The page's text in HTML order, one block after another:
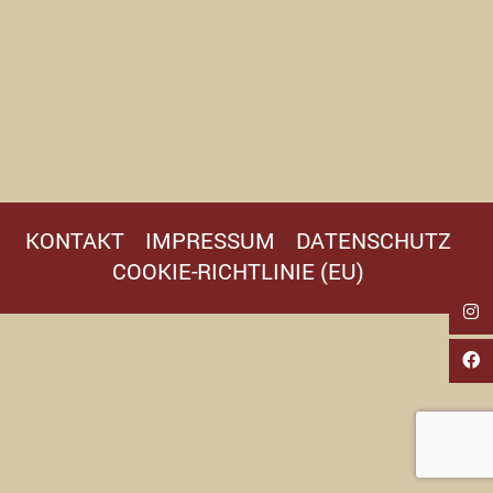
KONTAKT IMPRESSUM
DATENSCHUTZ
COOKIE-RICHTLINIE (EU)